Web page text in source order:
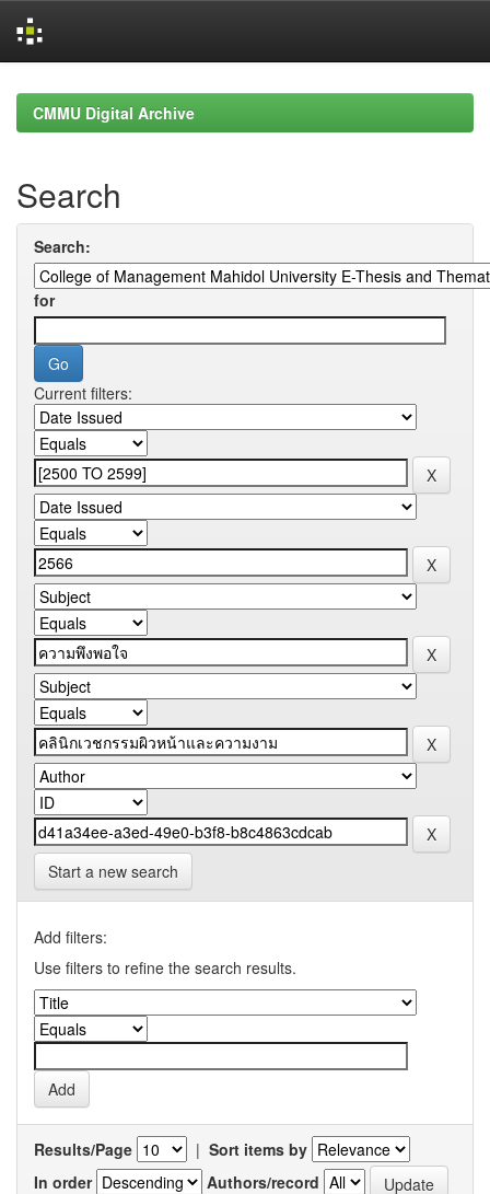
navigationCMMU Digital Archive
Search
Search:
for
Current filters:
Start a new search
Add filters:
Use filters to refine the search results.
Results/Page | Sort items by
In order
Authors/record